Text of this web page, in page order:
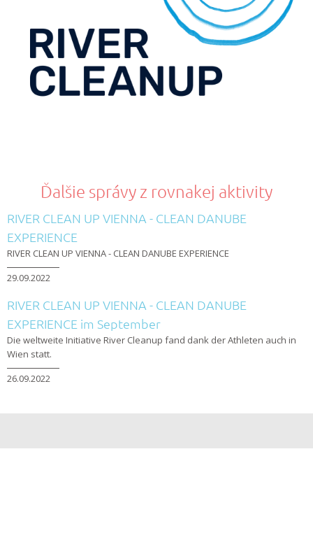
Ďalšie správy z rovnakej aktivity
RIVER CLEAN UP VIENNA - CLEAN DANUBE
EXPERIENCE
RIVER CLEAN UP VIENNA - CLEAN DANUBE EXPERIENCE
29.09.2022
RIVER CLEAN UP VIENNA - CLEAN DANUBE
EXPERIENCE im September
Die weltweite Initiative River Cleanup fand dank der Athleten auch in
Wien statt.
26.09.2022